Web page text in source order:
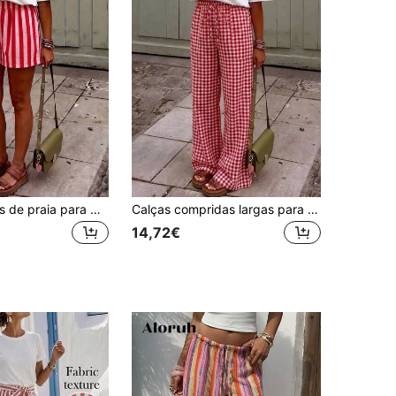
Calças casuais de praia para mulher, perna larga, em tecido às riscas azul e branco, calções casuais de verão frescos para férias na praia, vermelho Calças compridas largas para mulher, estilo casual elegante, com cinto na cintura, padrão xadrez vermelho e bolsos, adequadas para férias, uso casual, praia, casa e escritório
14,72€